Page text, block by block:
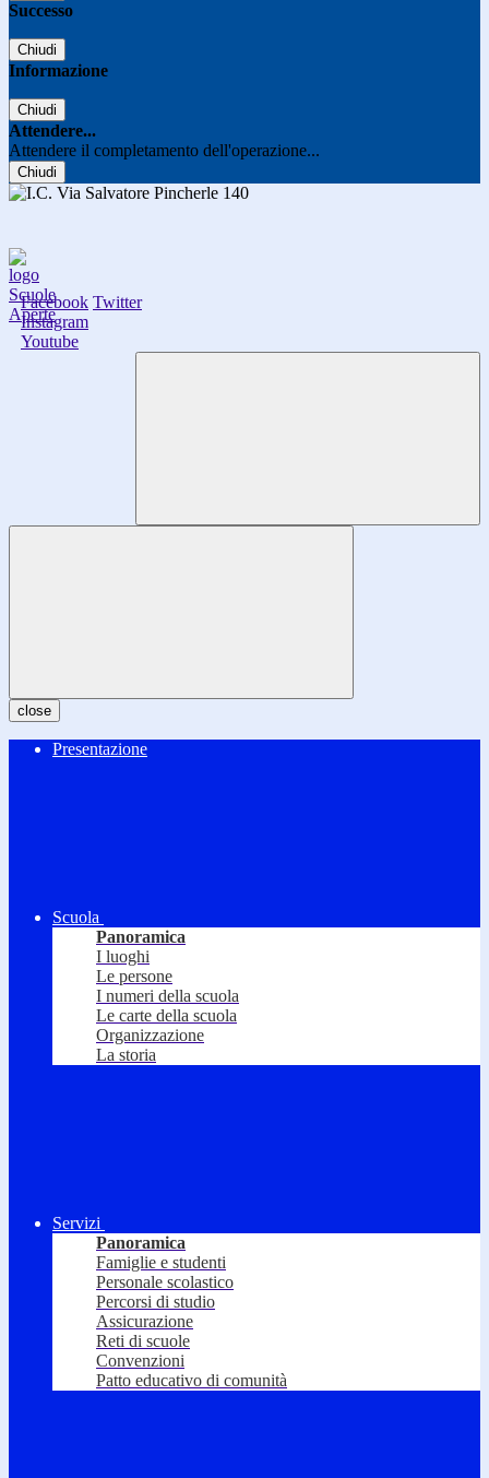
Successo
Chiudi
Informazione
Chiudi
Attendere...
Attendere il completamento dell'operazione...
Chiudi
Facebook Twitter
Instagram
Youtube
close
Presentazione
Scuola
Panoramica
I luoghi
Le persone
I numeri della scuola
Le carte della scuola
Organizzazione
La storia
Servizi
Panoramica
Famiglie e studenti
Personale scolastico
Percorsi di studio
Assicurazione
Reti di scuole
Convenzioni
Patto educativo di comunità